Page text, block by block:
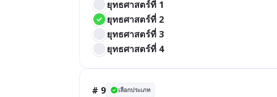
ยุทธศาสตร์ที่ 1
ยุทธศาสตร์ที่ 2
ยุทธศาสตร์ที่ 3
ยุทธศาสตร์ที่ 4
# 9 เลือกประเภท